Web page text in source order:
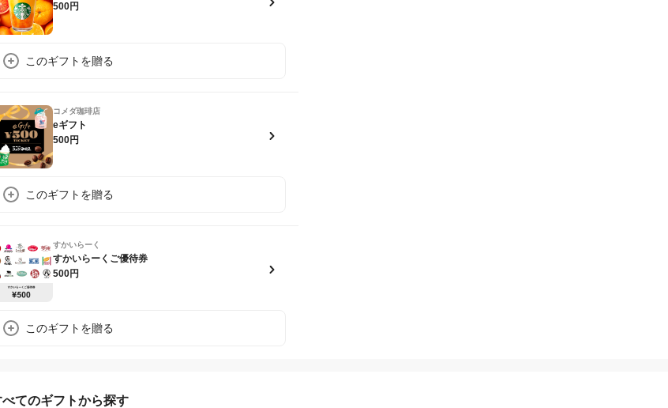
500円
このギフトを贈る
コメダ珈琲店
eギフト
500円
このギフトを贈る
すかいらーく
すかいらーくご優待券
500円
このギフトを贈る
べてのギフトから探す